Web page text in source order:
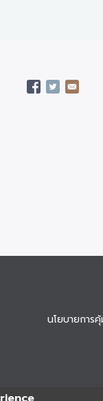
นโยบายการ